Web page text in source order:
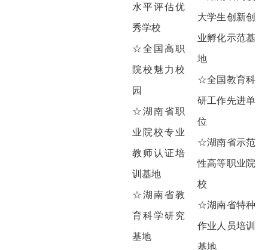
水平评估优
秀学校
☆全国高职
院校魅力校
园
☆湖南省职
业院校专业
教师认证培
训基地
☆湖南省教
育科学研究
基地
大学生创新创
业孵化示范基
地
☆全国教育科
研工作先进单
位
☆湖南省示范
性高等职业院
校
☆湖南省特种
作业人员培训
基地